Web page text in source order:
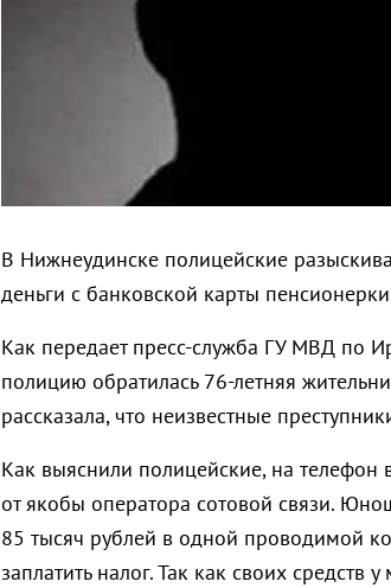
В Нижнеудинске полицейские
деньги с банковской карты
Как передает пресс-служба ГУ МВД по
полицию обратилась 76-летняя
рассказала, что неизвестные
Как выяснили полицейские, на телефон
от якобы оператора сотовой связи.
85 тысяч рублей в одной проводимой
заплатить налог. Так как своих средств